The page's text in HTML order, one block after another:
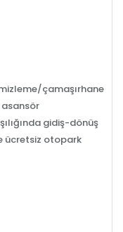
çamaşırhane
asansör
gidiş-dönüş
ücretsiz otopark